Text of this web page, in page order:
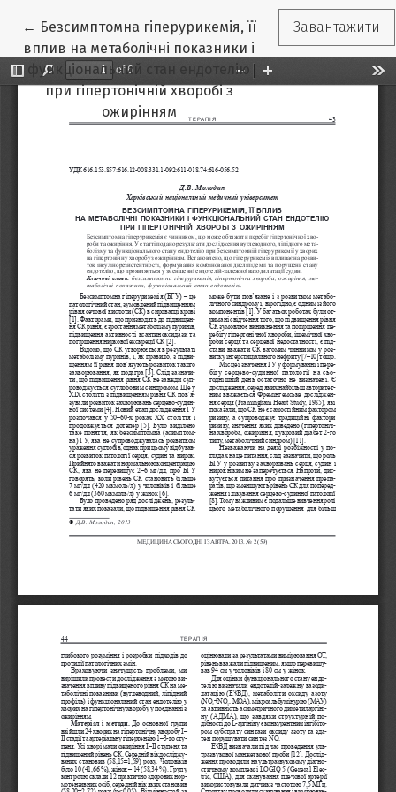
← Повернутися до подробиць статті
Безсимптомна гіперурикемія, її
вплив на метаболічні показники і
функціональний стан ендотелію
при гіпертонічній хворобі з
ожирінням
Завантажити